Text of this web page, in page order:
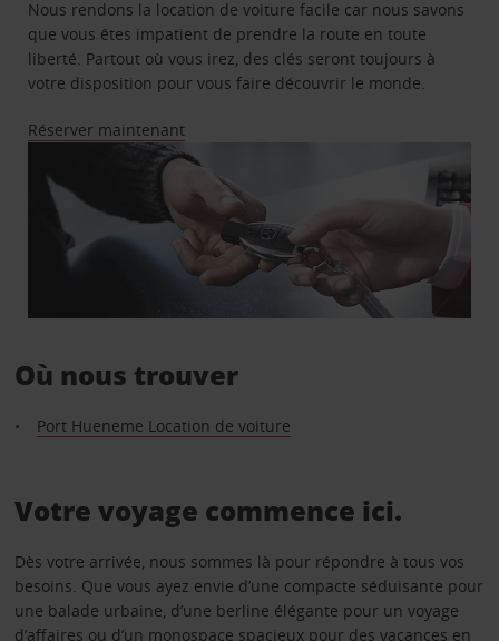
Nous rendons la location de voiture facile car nous savons
que vous êtes impatient de prendre la route en toute
liberté. Partout où vous irez, des clés seront toujours à
votre disposition pour vous faire découvrir le monde.
Réserver maintenant
Où nous trouver
Port Hueneme Location de voiture
Votre voyage commence ici.
Dès votre arrivée, nous sommes là pour répondre à tous vos
besoins. Que vous ayez envie d’une compacte séduisante pour
une balade urbaine, d’une berline élégante pour un voyage
d’affaires ou d’un monospace spacieux pour des vacances en